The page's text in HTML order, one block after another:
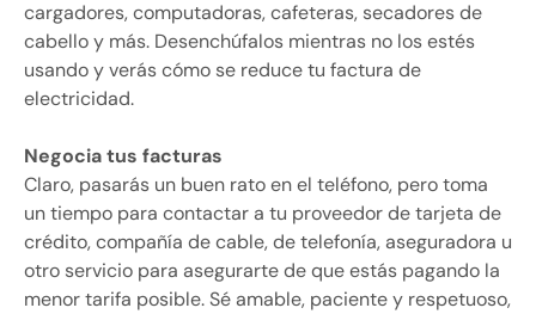
cargadores, computadoras, cafeteras, secadores de
cabello y más. Desenchúfalos mientras no los estés
usando y verás cómo se reduce tu factura de
electricidad.
Negocia tus facturas
Claro, pasarás un buen rato en el teléfono, pero toma
un tiempo para contactar a tu proveedor de tarjeta de
crédito, compañía de cable, de telefonía, aseguradora u
otro servicio para asegurarte de que estás pagando la
menor tarifa posible. Sé amable, paciente y respetuoso,